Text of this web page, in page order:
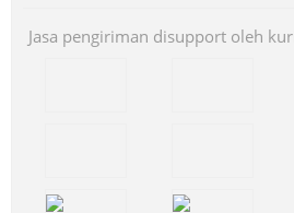
Jasa pengiriman disupport oleh